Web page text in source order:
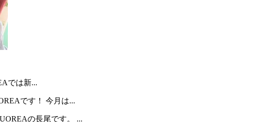
では新...
です！ 今月は...
の長尾です。 ...